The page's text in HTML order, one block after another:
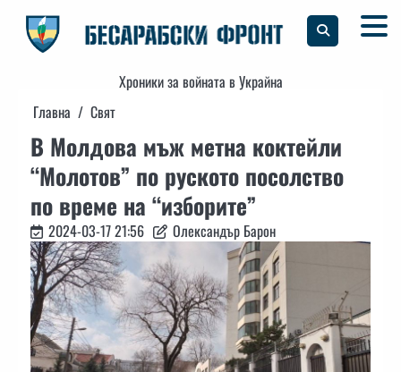
content
Хроники за войната в Украйна
Главна
Свят
В Молдова мъж метна коктейли
“Молотов” по руското посолство
по време на “изборите”
2024-03-17 21:56 Олександър Барон